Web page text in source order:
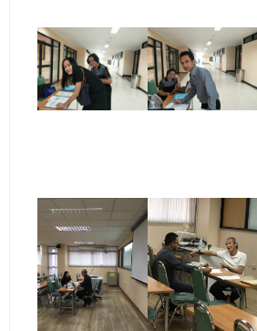
- ศูนย์สิ่งแวดล้อม
- ศูนย์ปัญญาประดิษฐ์เพื่อการศึกษา
- ข่าวประชาสัมพันธ์
- กิจกรรม
- ข่าวประชาสัมพันธ์ภายนอก
- ทุน/สมัครงาน/ศึกษาต่อ